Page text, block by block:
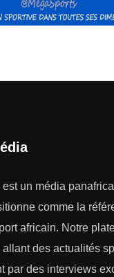
un média
comme la
africain. Notre
des actualités
par des interviews